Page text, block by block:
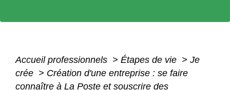
Accueil professionnels > Étapes de vie > Je
crée > Création d'une entreprise : se faire
connaître à La Poste et souscrire des